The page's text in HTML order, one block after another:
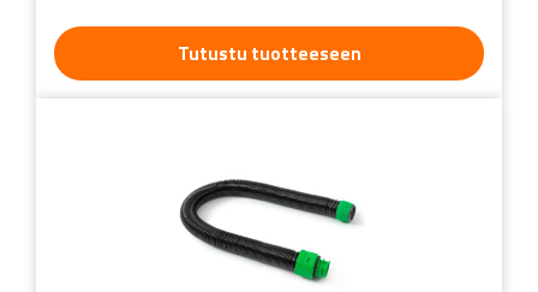
Tutustu tuotteeseen